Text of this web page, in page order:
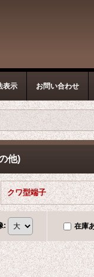
表示 お問い合わせ
他)
クワ型端子
: 在庫